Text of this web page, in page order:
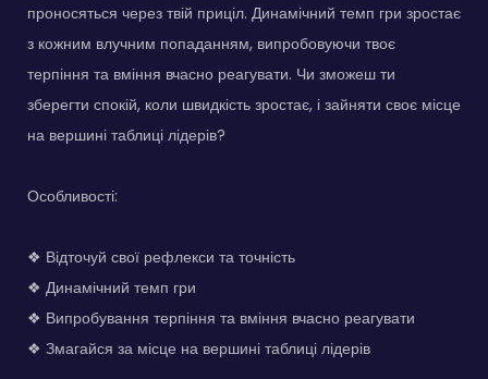
проносяться через твій приціл. Динамічний темп гри зростає
з кожним влучним попаданням, випробовуючи твоє
терпіння та вміння вчасно реагувати. Чи зможеш ти
зберегти спокій, коли швидкість зростає, і зайняти своє місце
на вершині таблиці лідерів?
Особливості:
❖ Відточуй свої рефлекси та точність
❖ Динамічний темп гри
❖ Випробування терпіння та вміння вчасно реагувати
❖ Змагайся за місце на вершині таблиці лідерів